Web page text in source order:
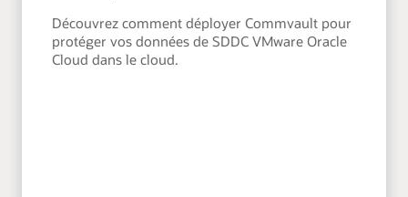
Découvrez comment déployer Commvault pour
protéger vos données de SDDC VMware Oracle
Cloud dans le cloud.